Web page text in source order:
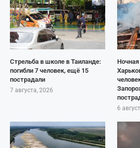
Стрельба в школе в Таиланде:
погибли 7 человек, ещё 15
пострадали
7 августа, 2026
6